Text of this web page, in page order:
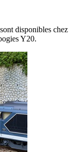
disponibles chez
Y20.